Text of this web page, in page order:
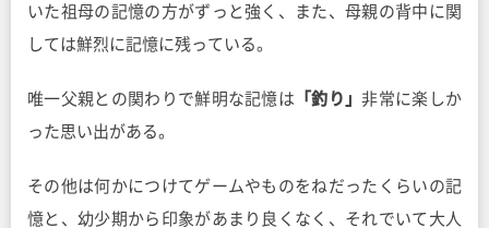
いた祖母の記憶の方がずっと強く、また、母親の背中に関
しては鮮烈に記憶に残っている。
唯一父親との関わりで鮮明な記憶は 「釣り」非常に楽しか
った思い出がある。
その他は何かにつけてゲームやものをねだったくらいの記
憶と、幼少期から印象があまり良くなく、それでいて大人